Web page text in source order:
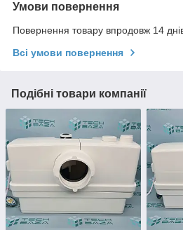
Умови повернення
Повернення товару впродовж 14
Всі умови повернення
Подібні товари компанії